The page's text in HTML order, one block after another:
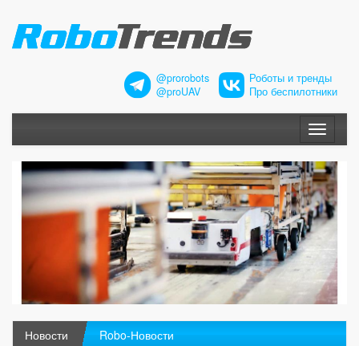
@prorobots
@proUAV
Роботы и тренды
Про беспилотники
Меню
Новости Robo-Новости